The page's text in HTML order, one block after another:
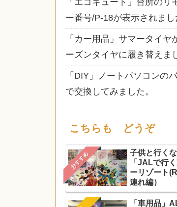
「エコキュート」台所のリ
ー番号/P-18が表示されまし
「カー用品」サマータイヤ
ーズンタイヤに履き替えま
「DIY」ノートパソコンの
で交換してみました。
こちらも どうぞ
おすすめ
子供と行く
「JALで行
ーリゾート
連れ編）
「車用品」